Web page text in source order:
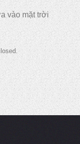
vào mặt trời